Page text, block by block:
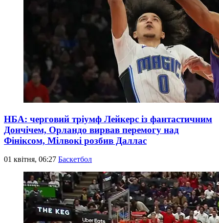
НБА: черговий тріумф Лейкерс із фантастичним
Дончічем, Орландо вирвав перемогу над
Фініксом, Мілвокі розбив Даллас
01 квітня, 06:27 Баскетбол